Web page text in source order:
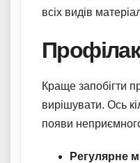
всіх видів
Краще запобігти
вирішувати. Ось
появи
Регулярне